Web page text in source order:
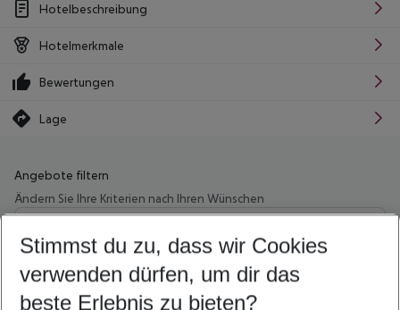
Hotelbeschreibung
Hotelmerkmale
Bewertungen
Lage
Angebote filtern
Ändern Sie Ihre Kriterien nach Ihren Wünschen
Beliebiger Abflughafen
Wähle deinen Reisezeitraum
5-8 Nächte
Stimmst du zu, dass wir Cookies
verwenden dürfen, um dir das
beste Erlebnis zu bieten?